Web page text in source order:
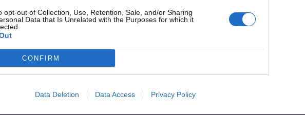
opt-out of Collection, Use, Retention, Sale, and/or Sharing
Data that Is Unrelated with the Purposes for which it
CONFIRM
Data Deletion Data Access Privacy Policy
2026
due arresti a Livorno
sono state arrestate e una è stata
a Livorno per traffico e detenzione di